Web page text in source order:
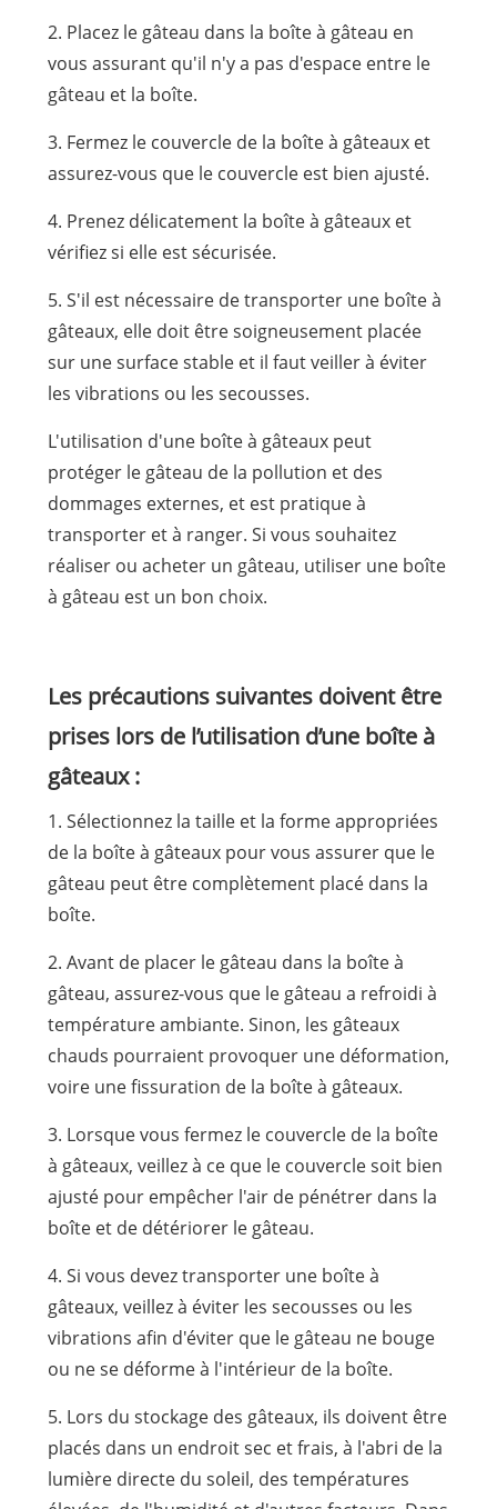
2. Placez le gâteau dans la boîte à gâteau en
vous assurant qu'il n'y a pas d'espace entre le
gâteau et la boîte.
3. Fermez le couvercle de la boîte à gâteaux et
assurez-vous que le couvercle est bien ajusté.
4. Prenez délicatement la boîte à gâteaux et
vérifiez si elle est sécurisée.
5. S'il est nécessaire de transporter une boîte à
gâteaux, elle doit être soigneusement placée
sur une surface stable et il faut veiller à éviter
les vibrations ou les secousses.
L'utilisation d'une boîte à gâteaux peut
protéger le gâteau de la pollution et des
dommages externes, et est pratique à
transporter et à ranger. Si vous souhaitez
réaliser ou acheter un gâteau, utiliser une boîte
à gâteau est un bon choix.
Les précautions suivantes doivent être
prises lors de l’utilisation d’une boîte à
gâteaux :
1. Sélectionnez la taille et la forme appropriées
de la boîte à gâteaux pour vous assurer que le
gâteau peut être complètement placé dans la
boîte.
2. Avant de placer le gâteau dans la boîte à
gâteau, assurez-vous que le gâteau a refroidi à
température ambiante. Sinon, les gâteaux
chauds pourraient provoquer une déformation,
voire une fissuration de la boîte à gâteaux.
3. Lorsque vous fermez le couvercle de la boîte
à gâteaux, veillez à ce que le couvercle soit bien
ajusté pour empêcher l'air de pénétrer dans la
boîte et de détériorer le gâteau.
4. Si vous devez transporter une boîte à
gâteaux, veillez à éviter les secousses ou les
vibrations afin d'éviter que le gâteau ne bouge
ou ne se déforme à l'intérieur de la boîte.
5. Lors du stockage des gâteaux, ils doivent être
placés dans un endroit sec et frais, à l'abri de la
lumière directe du soleil, des températures